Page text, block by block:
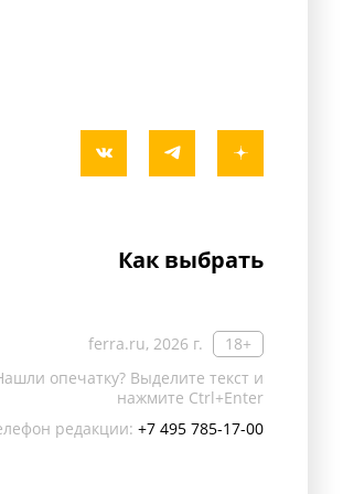
Как выбрать
ferra.ru, 2026 г.
18+
опечатку? Выделите текст и
нажмите Ctrl+Enter
редакции: +7 495 785-17-00